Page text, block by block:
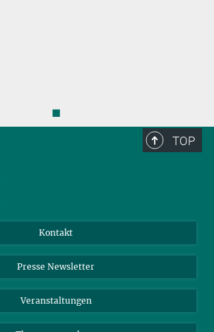
◼
TOP
Kontakt
Presse Newsletter
Veranstaltungen